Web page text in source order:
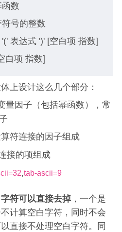
数
号的整数
表达式 ')' [空白项 指数]
项 指数]
上设计这么几个部分：
量因子（包括幂函数），常
符连接的因子组成
接的项组成
,tab-ascii=9
符可以直接去掉，一个是
计算空白字符，同时不会
直接不处理空白字符。同